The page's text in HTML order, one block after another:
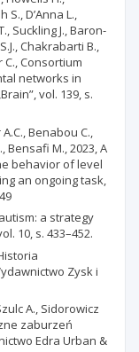
D’Anna L.,
Suckling J., Baron-
Chakrabarti B.,
C., Consortium
networks in
vol. 139, s.
Benabou C.,
Bensafi M., 2023, A
behavior of level
an ongoing task,
a strategy
10, s. 433–452.
Zysk i
A., Sidorowicz
zaburzeń
Edra Urban &